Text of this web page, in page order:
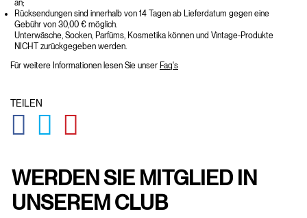
an;
Rücksendungen sind innerhalb von 14 Tagen ab Lieferdatum gegen eine
Gebühr von 30,00 € möglich.
Unterwäsche, Socken, Parfüms, Kosmetika können und Vintage-Produkte
NICHT zurückgegeben werden.
Für weitere Informationen lesen Sie unser Faq's
TEILEN
GLOBAL.SOCIALSHARE.FACEBOOK
GLOBAL.SOCIALSHARE.TWITTER
WERDEN SIE MITGLIED IN
UNSEREM CLUB